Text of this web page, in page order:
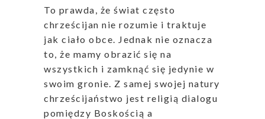
To prawda, że świat często
chrześcijan nie rozumie i traktuje
jak ciało obce. Jednak nie oznacza
to, że mamy obrazić się na
wszystkich i zamknąć się jedynie w
swoim gronie. Z samej swojej natury
chrześcijaństwo jest religią dialogu
pomiędzy Boskością a